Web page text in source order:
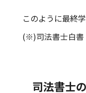
このように最終
(※)司法書士白
司法書士